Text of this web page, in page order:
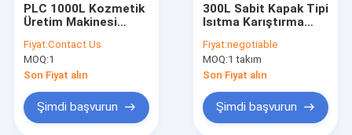
PLC 1000L Kozmetik
Üretim Makinesi
Homojenizatör
Yapıştır Merhem
Karıştırıcı
Fiyat:Contact Us
MOQ:1
Son Fiyat alın
Şimdi başvurun
300L Sabit Kapak Tipi
Isıtma Karıştırma
Düğme Kontrolü
Fiyat:negotiable
MOQ:1 takım
Son Fiyat alın
Şimdi başvurun